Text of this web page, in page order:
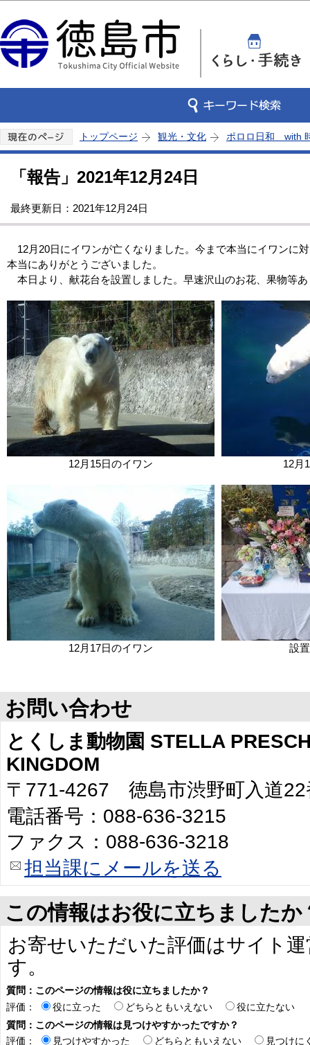
トップページ 観光・文化 ポロロ日和 with
「報告」2021年12月24日
最終更新日：2021年12月24日
12月20日にイワンが亡くなりました。今まで本当にイワンに
本当にありがとうございました。
本日より、献花台を設置しました。早速沢山のお花、果物等
12月15日のイワン 12月
12月17日のイワン 設
お問い合わせ
とくしま動物園 STELLA
KINGDOM
〒771-4267 徳島市渋野町入道22
電話番号：088-636-3215
ファクス：088-636-3218
担当課にメールを送る
この情報はお役に立ちましたか
お寄せいただいた評価はサイト
す。
質問：このページの情報は役に立ちましたか？
評価：
役に立った どちらともいえない
役に立たない
質問：このページの情報は見つけやすかったですか？
評価：
見つけやすかった どちらともいえない 見つけに